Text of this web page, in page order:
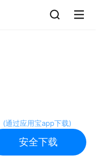
(通过应用宝app下载)
安全下载